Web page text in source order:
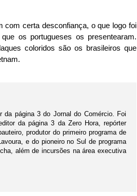
com certa desconfiança, o que logo foi
os portugueses os presentearam.
coloridos são os brasileiros que
da página 3 do Jornal do Comércio. Foi
da página 3 da Zero Hora, repórter
produtor do primeiro programa de
e do pioneiro no Sul de programa
além de incursões na área executiva